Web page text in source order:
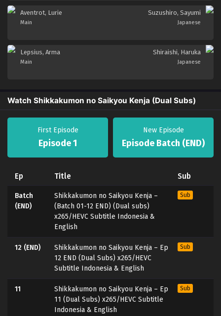
Aventrot, Lurie
Main
Suzushiro, Sayumi
Japanese
Lepsius, Arma
Main
Shiraishi, Haruka
Japanese
Watch Shikkakumon no Saikyou Kenja (Dual Subs)
First Episode
Episode 1
New Episode
Episode Batch (END)
Ep Title Sub
Batch
(END)
Shikkakumon no Saikyou Kenja –
(Batch 01-12 END) (Dual subs)
x265/HEVC Subtitle Indonesia &
English
Sub
12 (END)
Shikkakumon no Saikyou Kenja – Ep
12 END (Dual Subs) x265/HEVC
Subtitle Indonesia & English
Sub
11
Shikkakumon no Saikyou Kenja – Ep
11 (Dual Subs) x265/HEVC Subtitle
Indonesia & English
Sub